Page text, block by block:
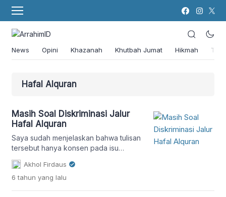
News Opini Khazanah Khutbah Jumat Hikmah
Hafal Alquran
Masih Soal Diskriminasi Jalur
Hafal Alquran
Saya sudah menjelaskan bahwa tulisan
tersebut hanya konsen pada isu
diskriminasi yang lahir dari kebijakan
jalur prestasi hafal Alquran.
Akhol Firdaus
6 tahun yang lalu